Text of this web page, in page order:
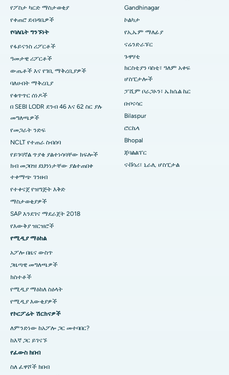
በጃያናጋር፣ ባንጋሎር ውስጥ የሚገኝ ምርጥ ሆስፒታል
ምርጥ ሆስፒታል በራምጂ ናጋር፣ ኔሎር
በሴክተር-19 ፣ ሩርኬላ ውስጥ ያለው ምርጥ ሆስፒታል
በስዋርጌት፣ ፑን ውስጥ ምርጥ ሆስፒታል
በደቡብ ዴልሂ ውስጥ ምርጥ የሴቶች የካንሰር ሆስፒታል
የፖስታ ካርድ ማስታወቂያ
የቀጠሮ ደብዳቤዎች
የባለቤት ግንኙነት
የፋይናንስ ሪፖርቶች
ዓመታዊ ሪፖርቶች
ውጤቶች እና የገቢ ማቅረቢያዎች
ባለሀብት ማቅረቢያ
የቁጥጥር ሰነዶች
በ SEBI LODR ደንብ 46 እና 62 ስር ያሉ
መግለጫዎች
የመጋራት ንድፍ
NCLT የተጠራ ስብሰባ
የይገባኛል ጥያቄ ያልተነሳባቸው ክፍሎች
ክብ መጋበዝ ደህንነታቸው ያልተጠበቀ
ተቀማጭ ገንዘብ
የተቀናጀ የዝግጅት እቅድ
ማስታወቂያዎች
SAP እንደገና ማደራጀት 2018
የእውቅያ ዝርዝሮች
የሚዲያ ማዕከል
አፖሎ በዜና ውስጥ
ጋዜጣዊ መግለጫዎች
ክስተቶች
የሚዲያ ማዕከለ ስዕላት
የሚዲያ እውቂያዎች
የኮርፖሬት ሽርክናዎች
ለምንድነው ከአፖሎ ጋር መተባበር?
ከእኛ ጋር ይገናኙ
የፈውስ ክበብ
ስለ ፈዋሾች ክበብ
Gandhinagar
ኮልካታ
የኢኤም ማለፊያ
ናሬንድራፑር
ጉዋሃቲ
ክርስቲያን ባስቲ፣ ዓለም አቀፍ
ሆስፒታሎች
ፓሺም ቦራጋኦን፣ ኤክሴል ኬር
ቡቦናሳር
Bilaspur
ሮርኬላ
Bhopal
ጃባልልፐር
ናቭሳሪ፣ ኒራሊ ሆስፒታል